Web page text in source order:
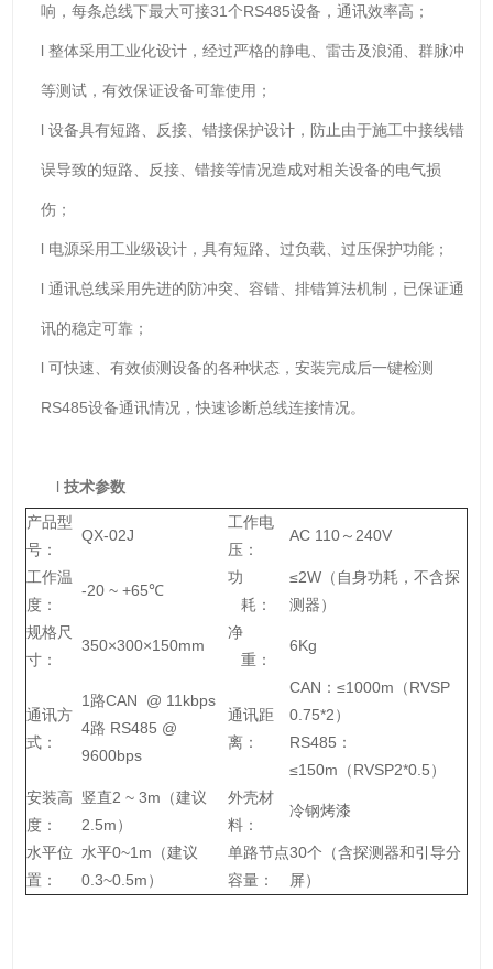
响，每条总线下最大可接31个RS485设备，通讯效率高；
l 整体采用工业化设计，经过严格的静电、雷击及浪涌、群脉冲
等测试，有效保证设备可靠使用；
l 设备具有短路、反接、错接保护设计，防止由于施工中接线错
误导致的短路、反接、错接等情况造成对相关设备的电气损
伤；
l 电源采用工业级设计，具有短路、过负载、过压保护功能；
l 通讯总线采用先进的防冲突、容错、排错算法机制，已保证通
讯的稳定可靠；
l 可快速、有效侦测设备的各种状态，安装完成后一键检测
RS485设备通讯情况，快速诊断总线连接情况。
l 技术参数
产品型
号：
QX-02J
工作电
压：
AC 110～240V
工作温
度：
-20 ~ +65℃
功
耗：
≤2W（自身功耗，不含探
测器）
规格尺
寸：
350×300×150mm
净
重：
6Kg
通讯方
式：
1路CAN @ 11kbps
4路 RS485 @
9600bps
通讯距
离：
CAN：≤1000m（RVSP
0.75*2）
RS485：
≤150m（RVSP2*0.5）
安装高
度：
竖直2 ~ 3m（建议
2.5m）
外壳材
料：
冷钢烤漆
水平位
置：
水平0~1m（建议
0.3~0.5m）
单路节点
容量：
30个（含探测器和引导分
屏）